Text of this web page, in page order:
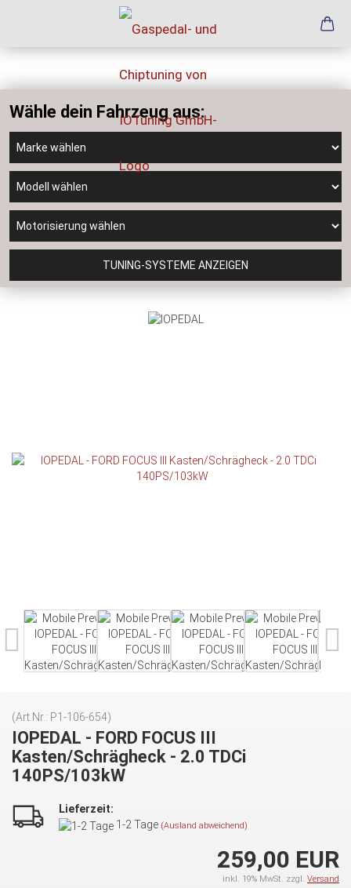
Wähle dein Fahrzeug aus:
TUNING-SYSTEME ANZEIGEN
(Art.Nr.: P1-106-654)
IOPEDAL - FORD FOCUS III
Kasten/Schrägheck - 2.0 TDCi
140PS/103kW
Lieferzeit:
1-2 Tage (Ausland abweichend)
259,00 EUR
inkl. 19% MwSt. zzgl. Versand